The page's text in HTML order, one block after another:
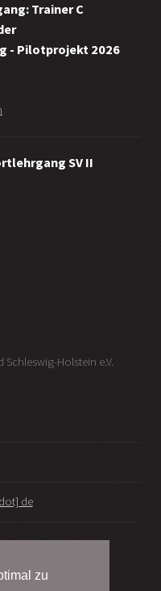
zu
Trainer C
- Pilotprojekt 2026
SV II
Holstein e.V.
de